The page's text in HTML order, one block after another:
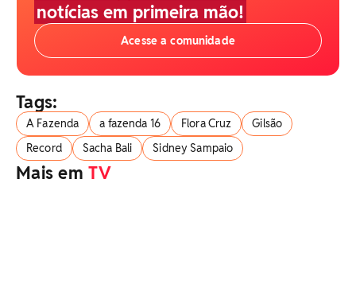
notícias em primeira mão!
Acesse a comunidade
Tags:
A Fazenda a fazenda 16 Flora Cruz
Gilsão
Record
Sacha Bali Sidney Sampaio
Mais emTV